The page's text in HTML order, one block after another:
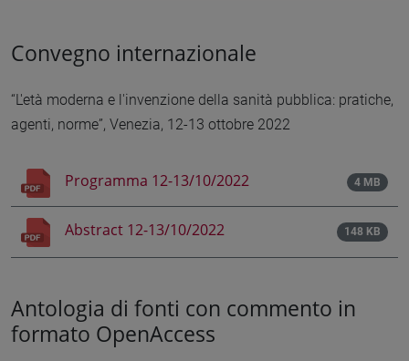
Convegno internazionale
“L'età moderna e l'invenzione della sanità pubblica: pratiche,
agenti, norme”, Venezia, 12-13 ottobre 2022
Programma 12-13/10/2022 4 MB
Abstract 12-13/10/2022 148 KB
Antologia di fonti con commento in
formato OpenAccess